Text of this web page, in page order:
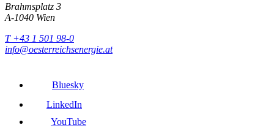
Brahmsplatz 3
A-1040 Wien
T +43 1 501 98-0
info@oesterreichsenergie.at
Bluesky
LinkedIn
YouTube